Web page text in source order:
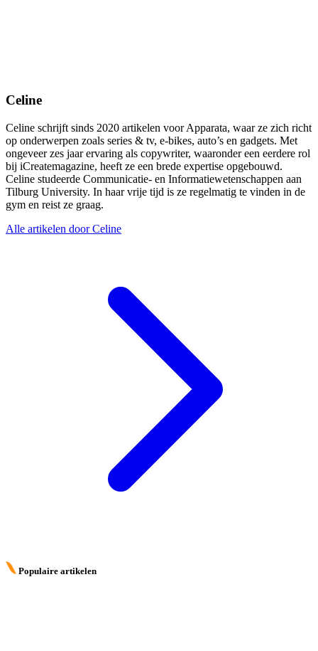
Celine
Celine schrijft sinds 2020 artikelen voor Apparata, waar ze zich richt
op onderwerpen zoals series & tv, e-bikes, auto’s en gadgets. Met
ongeveer zes jaar ervaring als copywriter, waaronder een eerdere rol
bij iCreatemagazine, heeft ze een brede expertise opgebouwd.
Celine studeerde Communicatie- en Informatiewetenschappen aan
Tilburg University. In haar vrije tijd is ze regelmatig te vinden in de
gym en reist ze graag.
Alle artikelen door Celine
Populaire artikelen